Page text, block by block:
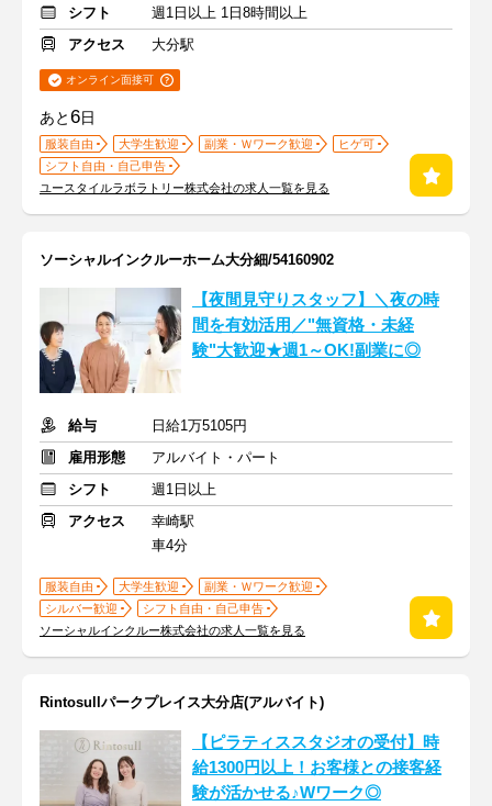
シフト
週1日以上 1日8時間以上
アクセス
大分駅
オンライン面接可
あと6日
服装自由 大学生歓迎 副業・Ｗワーク歓迎
ヒゲ可
シフト自由・自己申告
ユースタイルラボラトリー株式会社の求人一覧を見る
ソーシャルインクルーホーム大分細/54160902
【夜間見守りスタッフ】＼夜の時
間を有効活用／"無資格・未経
験"大歓迎★週1～OK!副業に◎
給与
日給1万5105円
雇用形態
アルバイト・パート
シフト
週1日以上
アクセス
幸崎駅
車4分
服装自由 大学生歓迎
副業・Ｗワーク歓迎
シルバー歓迎
シフト自由・自己申告
ソーシャルインクルー株式会社の求人一覧を見る
Rintosullパークプレイス大分店(アルバイト)
【ピラティススタジオの受付】時
給1300円以上！お客様との接客経
験が活かせる♪Wワーク◎